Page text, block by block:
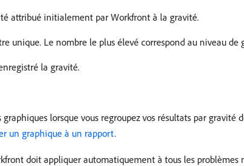
attribué initialement par Workfront à la gravité.
unique. Le nombre le plus élevé correspond au niveau de
la gravité.
lorsque vous regroupez vos résultats par gravité
un graphique à un rapport.
doit appliquer automatiquement à tous les problèmes